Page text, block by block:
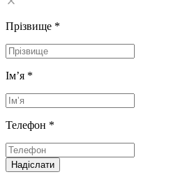
Прізвище *
Імʼя *
Телефон *
Надіслати